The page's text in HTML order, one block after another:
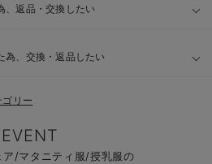
、返品・交換したい
為、交換・返品したい
リー
EVENT
ア/マタニティ服/授乳服の